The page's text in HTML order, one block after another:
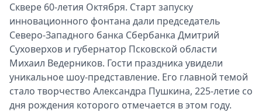
Сквере 60-летия Октября. Старт запуску
инновационного фонтана дали председатель
Северо-Западного банка Сбербанка Дмитрий
Суховерхов и губернатор Псковской области
Михаил Ведерников. Гости праздника увидели
уникальное шоу-представление. Его главной темой
стало творчество Александра Пушкина, 225-летие со
дня рождения которого отмечается в этом году.